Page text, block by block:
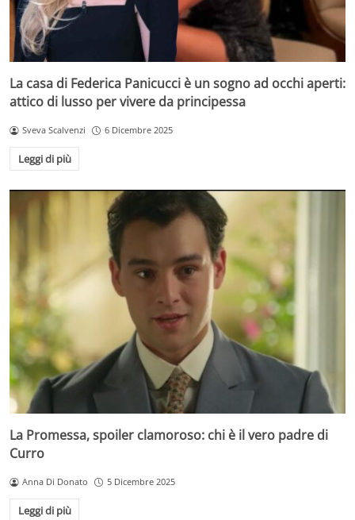
La casa di Federica Panicucci è un sogno ad occhi aperti:
attico di lusso per vivere da principessa
Sveva Scalvenzi 6 Dicembre 2025
Leggi di più
La Promessa, spoiler clamoroso: chi è il vero padre di
Curro
Anna Di Donato 5 Dicembre 2025
Leggi di più